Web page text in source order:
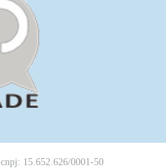
15.652.626/0001-50